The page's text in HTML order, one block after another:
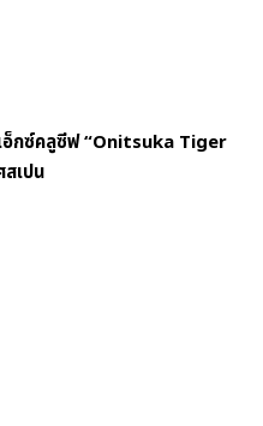
กซ์คลูซีฟ “Onitsuka Tiger
เปน